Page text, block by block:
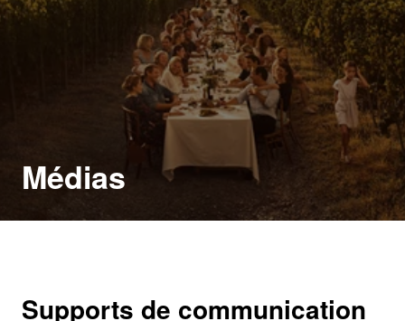
Médias
Supports de communication